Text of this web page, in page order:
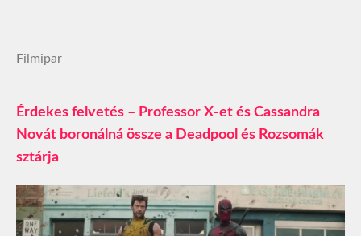
Filmipar
Érdekes felvetés – Professor X-et és Cassandra
Novát boronálná össze a Deadpool és Rozsomák
sztárja